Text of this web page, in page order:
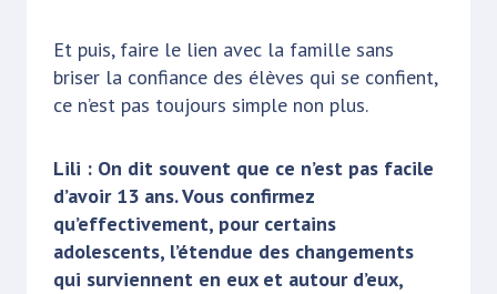
Et puis, faire le lien avec la famille sans
briser la confiance des élèves qui se confient,
ce n’est pas toujours simple non plus.
Lili : On dit souvent que ce n’est pas facile
d’avoir 13 ans. Vous confirmez
qu’effectivement, pour certains
adolescents, l’étendue des changements
qui surviennent en eux et autour d’eux,